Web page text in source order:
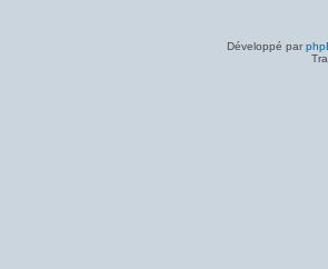
Développé par